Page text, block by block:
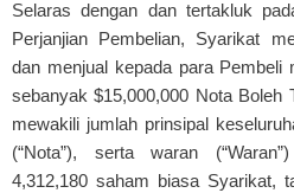
Selaras dengan dan tertakluk
Perjanjian Pembelian, Syarikat
dan menjual kepada para Pembeli
sebanyak $15,000,000 Nota Boleh
mewakili jumlah prinsipal
(“Nota”), serta waran
4,312,180 saham biasa Syarikat,